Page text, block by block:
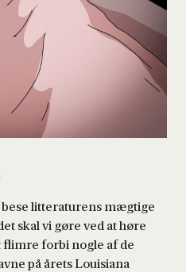
bese litteraturens mægtige
skal vi gøre ved at høre
flimre forbi nogle af de
på årets Louisiana